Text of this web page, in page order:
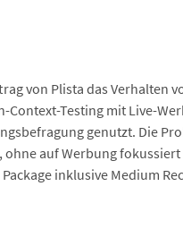
von Plista das Verhalten
Context-Testing mit Live-
genutzt. Die
auf Werbung
inklusive Medium